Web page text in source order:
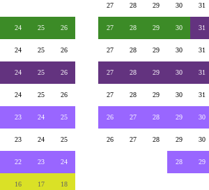
27 28 29 30 31
24 25 26 27 28 29 30 31
24 25 26 27 28 29 30 31
24 25 26 27 28 29 30 31
24 25 26 27 28 29 30 31
23 24 25 26 27 28 29 30
23 24 25 26 27 28 29 30
22 23 24 28 29
16 17 18